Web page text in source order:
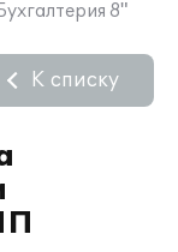
8"
К списку